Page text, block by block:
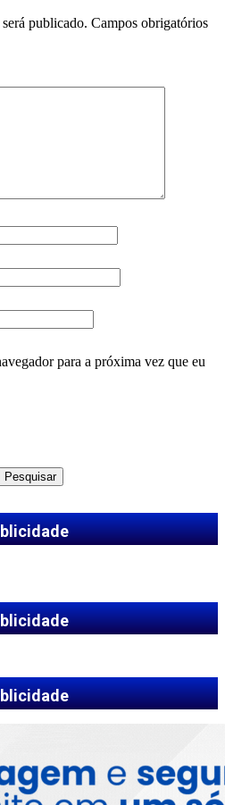
publicado. Campos obrigatórios
para a próxima vez que eu
Pesquisar